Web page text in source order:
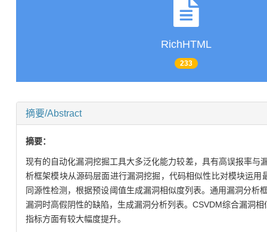
RichHTML
233
摘要/Abstract
摘要：
现有的自动化漏洞挖掘工具大多泛化能力较差，具有高误报率
析框架模块从源码层面进行漏洞挖掘，代码相似性比对模块运
同源性检测，根据预设阈值生成漏洞相似度列表。通用漏洞分
漏洞时高假阴性的缺陷，生成漏洞分析列表。CSVDM综合漏洞
指标方面有较大幅度提升。